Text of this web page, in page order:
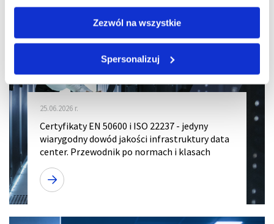
Zezwól na wszystkie
Spersonalizuj
25.06.2026 r.
Certyfikaty EN 50600 i ISO 22237 - jedyny
wiarygodny dowód jakości infrastruktury data
center. Przewodnik po normach i klasach